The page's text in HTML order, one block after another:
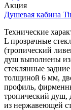
Акция
Душевая кабина
Технические
L прозрачные
(тропический
душ выполнены
стеклянные
толщиной 6 мм,
профиль,
тропический душ,
из нержавеющей